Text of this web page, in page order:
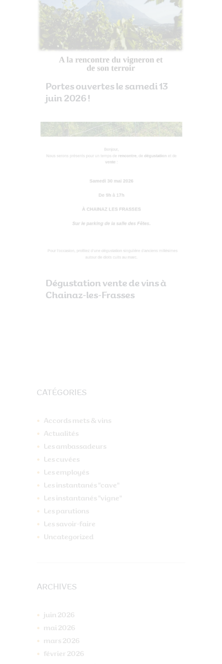
Portes ouvertes le samedi 13
juin 2026 !
Dégustation vente de vins à
Chainaz-les-Frasses
CATÉGORIES
Accords mets & vins
Actualités
Les ambassadeurs
Les cuvées
Les employés
Les instantanés "cave"
Les instantanés "vigne"
Les parutions
Les savoir-faire
Uncategorized
ARCHIVES
juin 2026
mai 2026
mars 2026
février 2026